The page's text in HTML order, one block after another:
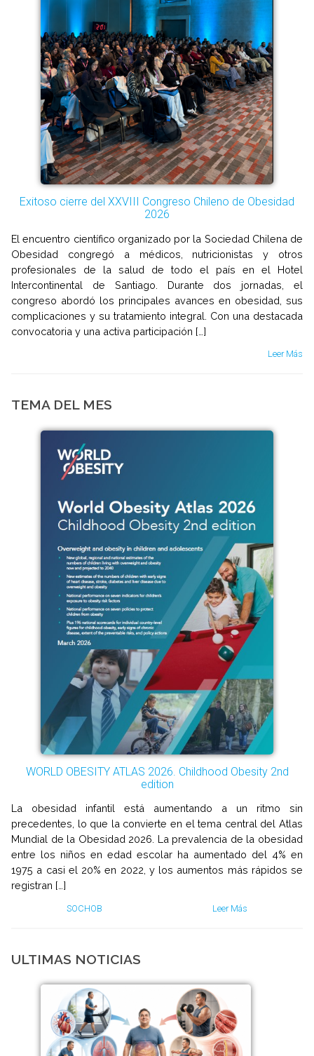
Exitoso cierre del XXVIII Congreso Chileno de Obesidad
2026
El encuentro científico organizado por la Sociedad Chilena de
Obesidad congregó a médicos, nutricionistas y otros
profesionales de la salud de todo el país en el Hotel
Intercontinental de Santiago. Durante dos jornadas, el
congreso abordó los principales avances en obesidad, sus
complicaciones y su tratamiento integral. Con una destacada
convocatoria y una activa participación […]
Leer Más
TEMA DEL MES
WORLD OBESITY ATLAS 2026. Childhood Obesity 2nd
edition
La obesidad infantil está aumentando a un ritmo sin
precedentes, lo que la convierte en el tema central del Atlas
Mundial de la Obesidad 2026. La prevalencia de la obesidad
entre los niños en edad escolar ha aumentado del 4% en
1975 a casi el 20% en 2022, y los aumentos más rápidos se
registran […]
SOCHOB Leer Más
ULTIMAS NOTICIAS